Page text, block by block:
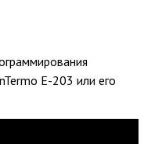
E-203 или его